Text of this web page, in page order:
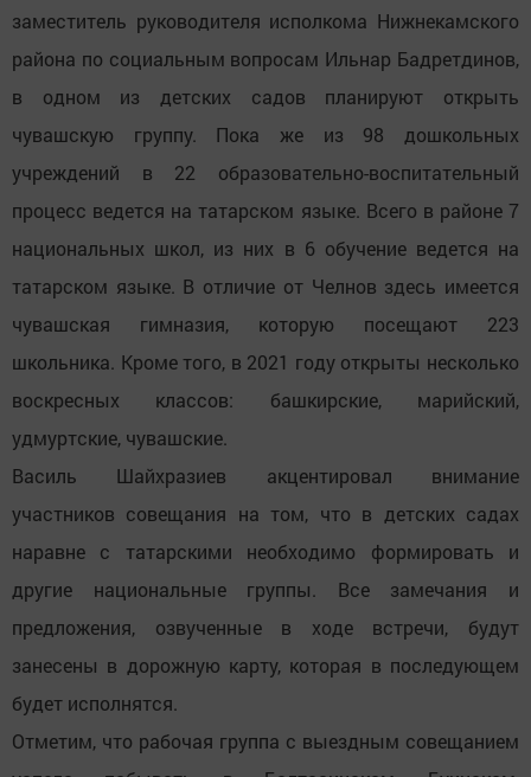
заместитель руководителя исполкома Нижнекамского
района по социальным вопросам Ильнар Бадретдинов,
в одном из детских садов планируют открыть
чувашскую группу. Пока же из 98 дошкольных
учреждений в 22 образовательно-воспитательный
процесс ведется на татарском языке. Всего в районе 7
национальных школ, из них в 6 обучение ведется на
татарском языке. В отличие от Челнов здесь имеется
чувашская гимназия, которую посещают 223
школьника. Кроме того, в 2021 году открыты несколько
воскресных классов: башкирские, марийский,
удмуртские, чувашские.
Василь Шайхразиев акцентировал внимание
участников совещания на том, что в детских садах
наравне с татарскими необходимо формировать и
другие национальные группы. Все замечания и
предложения, озвученные в ходе встречи, будут
занесены в дорожную карту, которая в последующем
будет исполнятся.
Отметим, что рабочая группа с выездным совещанием